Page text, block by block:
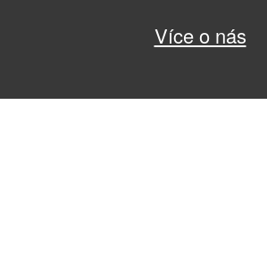
Více o nás